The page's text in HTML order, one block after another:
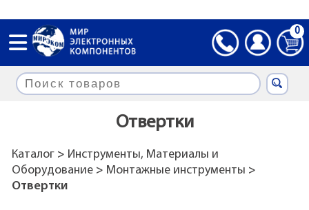
0
Отвертки
Каталог> Инструменты, Материалы и
Оборудование> Монтажные инструменты >
Отвертки